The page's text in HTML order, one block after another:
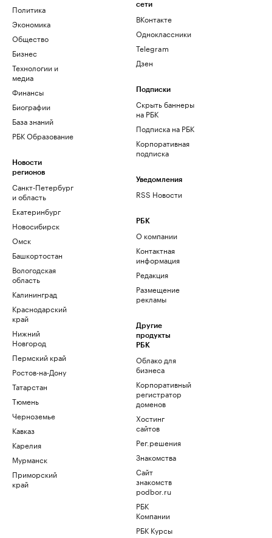
Политика
Экономика
Общество
Бизнес
Технологии и
медиа
Финансы
Биографии
База знаний
РБК Образование
Новости
регионов
Санкт-Петербург
и область
Екатеринбург
Новосибирск
Омск
Башкортостан
Вологодская
область
Калининград
Краснодарский
край
Нижний
Новгород
Пермский край
Ростов-на-Дону
Татарстан
Тюмень
Черноземье
Кавказ
Карелия
Мурманск
Приморский
край
сети
ВКонтакте
Одноклассники
Telegram
Дзен
Подписки
Скрыть баннеры
на РБК
Подписка на РБК
Корпоративная
подписка
Уведомления
RSS Новости
РБК
О компании
Контактная
информация
Редакция
Размещение
рекламы
Другие
продукты
РБК
Облако для
бизнеса
Корпоративный
регистратор
доменов
Хостинг
сайтов
Рег.решения
Знакомства
Сайт
знакомств
podbor.ru
РБК
Компании
РБК Курсы